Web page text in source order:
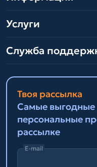
Услуги
Служба
Твоя рассылка
Самые выгодные
персональные
рассылке
E-mail